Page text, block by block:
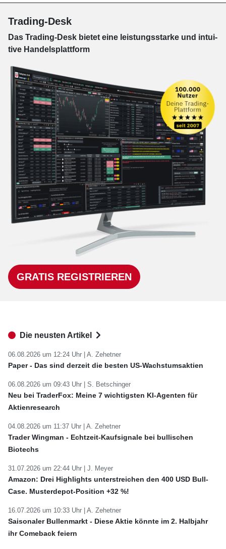
Trading-Desk
Das Trading-Desk bie­tet eine leis­tungs­star­ke und in­tui­
tive Han­dels­platt­form
GRATIS REGISTRIEREN
Die neusten Artikel
06.08.2026 um 12:24 Uhr | A. Zehetner
Paper - Das sind derzeit die besten US-Wachstumsaktien
06.08.2026 um 09:43 Uhr | S. Betschinger
Neu bei TraderFox: Meine 7 wichtigsten KI-Agenten für
Aktienresearch
04.08.2026 um 11:37 Uhr | A. Zehetner
Trader Wingman - Echtzeit-Kaufsignale bei bullischen
Biotechs
31.07.2026 um 22:44 Uhr | J. Meyer
Amazon: Drei Highlights unterstreichen den 400 USD Bull-
Case. Musterdepot-Position +32 %!
16.07.2026 um 10:33 Uhr | A. Zehetner
Saisonaler Bullenmarkt - Diese Aktie könnte im 2. Halbjahr
ihr Comeback feiern